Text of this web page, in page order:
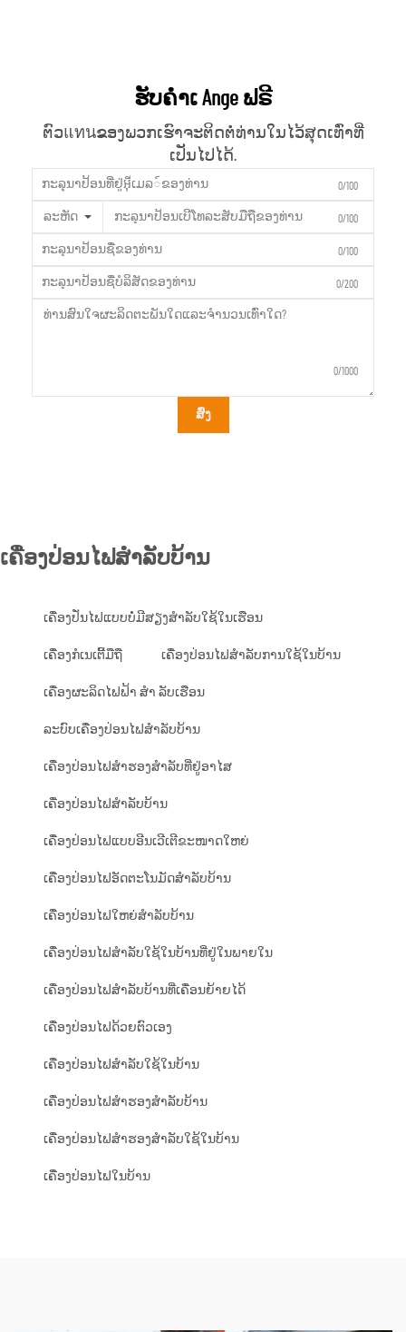
ຮັບຄຳເ Ange ຟຣີ
ຕົວแทนຂອງພວກເຮົາຈະຕິດຕໍ່ທ່ານໃນໄວ້ສຸດເທົ່າທີ່
ເປັນໄປໄດ້.
0/100
ລະຫັດ 0/100
0/100
0/200
0/1000
ສົ່ງ
ເຄື່ອງປ່ອນໄຟສຳລັບບ້ານ
ເຄື່ອງປັ່ນໄຟແບບບໍ່ມີສຽງສໍາລັບໃຊ້ໃນເຮືອນ
ເຄື່ອງກໍເນເຕີ້ມືຖື ເຄື່ອງປ່ອນໄຟສຳລັບການໃຊ້ໃນບ້ານ
ເຄື່ອງຜະລິດໄຟຟ້າ ສໍາ ລັບເຮືອນ
ລະບົບເຄື່ອງປ່ອນໄຟສຳລັບບ້ານ
ເຄື່ອງປ່ອນໄຟສຳຮອງສຳລັບທີ່ຢູ່ອາໄສ
ເຄື່ອງປ່ອນໄຟສຳລັບບ້ານ
ເຄື່ອງປ່ອນໄຟແບບອີນເວີເຕີຂະໜາດໃຫຍ່
ເຄື່ອງປ່ອນໄຟອັດຕະໂນມັດສຳລັບບ້ານ
ເຄື່ອງປ່ອນໄຟໃຫຍ່ສຳລັບບ້ານ
ເຄື່ອງປ່ອນໄຟສຳລັບໃຊ້ໃນບ້ານທີ່ຢູ່ໃນພາຍໃນ
ເຄື່ອງປ່ອນໄຟສຳລັບບ້ານທີ່ເຄື່ອນຍ້າຍໄດ້
ເຄື່ອງປ່ອນໄຟດ້ວຍຕົວເອງ
ເຄື່ອງປ່ອນໄຟສຳລັບໃຊ້ໃນບ້ານ
ເຄື່ອງປ່ອນໄຟສຳຮອງສຳລັບບ້ານ
ເຄື່ອງປ່ອນໄຟສຳຮອງສຳລັບໃຊ້ໃນບ້ານ
ເຄື່ອງປ່ອນໄຟໃນບ້ານ